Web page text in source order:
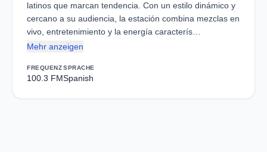
latinos que marcan tendencia. Con un estilo dinámico y
cercano a su audiencia, la estación combina mezclas en
vivo, entretenimiento y la energía caracterís…
Mehr anzeigen
FREQUENZ
100.3 FM
SPRACHE
Spanish